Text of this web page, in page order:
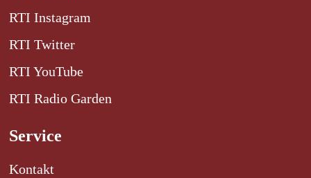
RTI Instagram
RTI Twitter
RTI YouTube
RTI Radio Garden
Service
Kontakt